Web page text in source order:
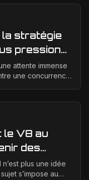
la stratégie
pression
attente immense
une concurrence
le V8 au
des
plus une idée
s’impose au